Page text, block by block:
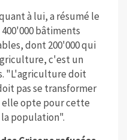
à lui, a résumé le
bâtiments
dont 200'000 qui
c'est un
"L'agriculture doit
pas se transformer
opte pour cette
population".